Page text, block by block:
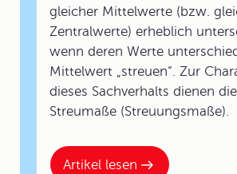
Artikel lesen
gleicher Mittelwerte (bzw.
Zentralwerte) erheblich
wenn deren Werte
Mittelwert „streuen“. Zur
dieses Sachverhalts dienen
Streumaße (Streuungsmaße).